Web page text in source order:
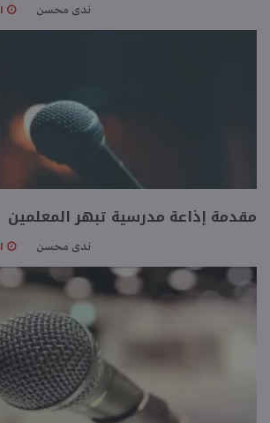
ندى محسن
مقدمة إذاعة مدرسية تبهر المعلمين
ندى محسن